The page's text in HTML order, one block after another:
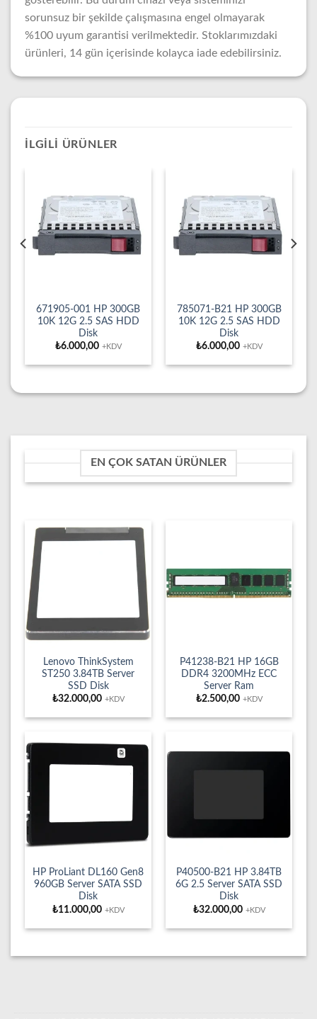
sorunsuz bir şekilde çalışmasına engel olmayarak
%100 uyum garantisi verilmektedir. Stoklarımızdaki
ürünleri, 14 gün içerisinde kolayca iade edebilirsiniz.
İLGILI ÜRÜNLER
671905-001 HP 300GB
10K 12G 2.5 SAS HDD
Disk
₺6.000,00 +KDV
785071-B21 HP 300GB
10K 12G 2.5 SAS HDD
Disk
₺6.000,00 +KDV
EN ÇOK SATAN ÜRÜNLER
Lenovo ThinkSystem
ST250 3.84TB Server
SSD Disk
₺32.000,00 +KDV
P41238-B21 HP 16GB
DDR4 3200MHz ECC
Server Ram
₺2.500,00 +KDV
HP ProLiant DL160 Gen8
960GB Server SATA SSD
Disk
₺11.000,00 +KDV
P40500-B21 HP 3.84TB
6G 2.5 Server SATA SSD
Disk
₺32.000,00 +KDV